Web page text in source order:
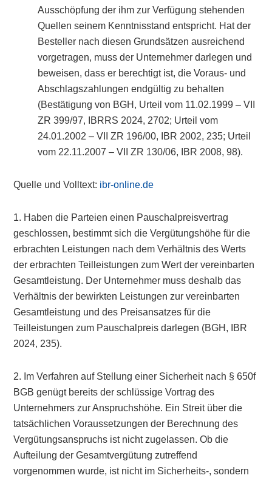
Ausschöpfung der ihm zur Verfügung stehenden
Quellen seinem Kenntnisstand entspricht. Hat der
Besteller nach diesen Grundsätzen ausreichend
vorgetragen, muss der Unternehmer darlegen und
beweisen, dass er berechtigt ist, die Voraus- und
Abschlagszahlungen endgültig zu behalten
(Bestätigung von BGH, Urteil vom 11.02.1999 – VII
ZR 399/97, IBRRS 2024, 2702; Urteil vom
24.01.2002 – VII ZR 196/00, IBR 2002, 235; Urteil
vom 22.11.2007 – VII ZR 130/06, IBR 2008, 98).
Quelle und Volltext: ibr-online.de
1. Haben die Parteien einen Pauschalpreisvertrag
geschlossen, bestimmt sich die Vergütungshöhe für die
erbrachten Leistungen nach dem Verhältnis des Werts
der erbrachten Teilleistungen zum Wert der vereinbarten
Gesamtleistung. Der Unternehmer muss deshalb das
Verhältnis der bewirkten Leistungen zur vereinbarten
Gesamtleistung und des Preisansatzes für die
Teilleistungen zum Pauschalpreis darlegen (BGH, IBR
2024, 235).
2. Im Verfahren auf Stellung einer Sicherheit nach § 650f
BGB genügt bereits der schlüssige Vortrag des
Unternehmers zur Anspruchshöhe. Ein Streit über die
tatsächlichen Voraussetzungen der Berechnung des
Vergütungsanspruchs ist nicht zugelassen. Ob die
Aufteilung der Gesamtvergütung zutreffend
vorgenommen wurde, ist nicht im Sicherheits-, sondern